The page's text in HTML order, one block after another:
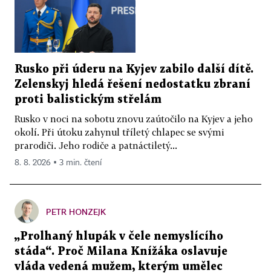
Rusko při úderu na Kyjev zabilo další dítě.
Zelenskyj hledá řešení nedostatku zbraní
proti balistickým střelám
Rusko v noci na sobotu znovu zaútočilo na Kyjev a jeho
okolí. Při útoku zahynul tříletý chlapec se svými
prarodiči. Jeho rodiče a patnáctiletý...
8. 8. 2026 ▪ 3 min. čtení
PETR HONZEJK
„Prolhaný hlupák v čele nemyslícího
stáda“. Proč Milana Knížáka oslavuje
vláda vedená mužem, kterým umělec